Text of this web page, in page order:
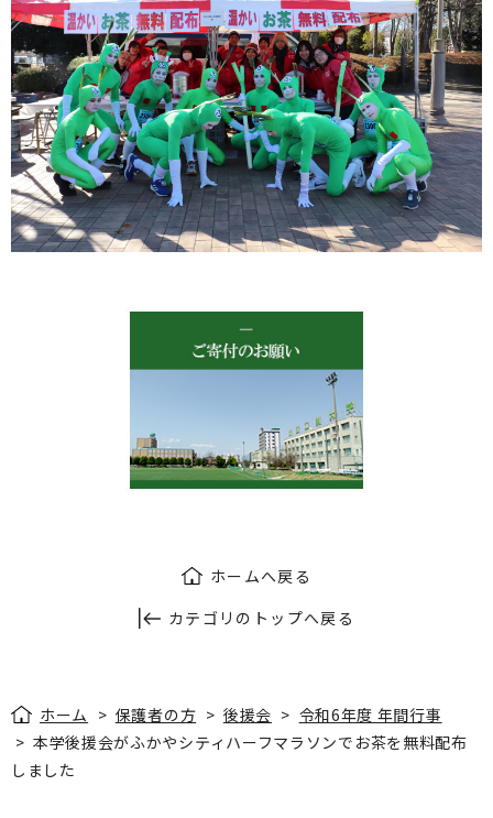
カテゴリのトップへ戻る
ホームへ戻る
ホーム > 保護者の方 > 後援会 > 令和6年度 年間行事
> 本学後援会がふかやシティハーフマラソンでお茶を無料配布
しました